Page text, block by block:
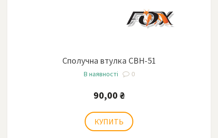
Сполучна втулка СВН-51
В наявності 0
90,00 ₴